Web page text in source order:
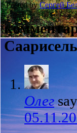
Posted byСергей
Олег